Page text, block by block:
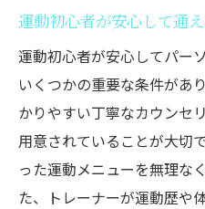
運動初心者が安心して通
運動初心者が安心してパー
いくつかの重要な条件があ
かりやすい丁寧なカウンセ
用意されていることが大切
った運動メニューを無理な
た、トレーナーが運動歴や